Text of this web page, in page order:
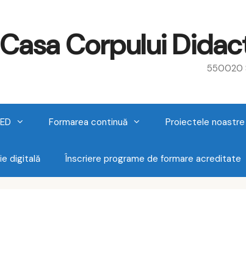
Casa Corpului
550020
Formarea continuă Proiectele noastre
digitală Înscriere programe de formare acreditate